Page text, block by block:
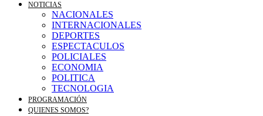
NOTICIAS
NACIONALES
INTERNACIONALES
DEPORTES
ESPECTACULOS
POLICIALES
ECONOMIA
POLITICA
TECNOLOGIA
PROGRAMACIÓN
QUIENES SOMOS?